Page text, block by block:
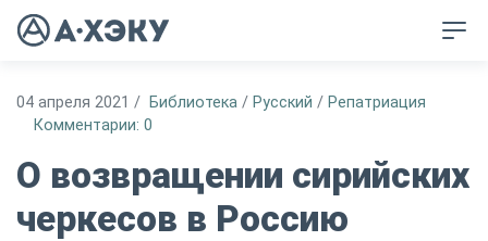
04 апреля 2021 / Библиотека / Русский / Репатриация
Комментарии: 0
О возвращении сирийских
черкесов в Россию